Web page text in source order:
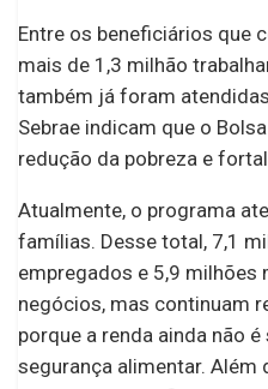
Entre os beneficiários que
mais de 1,3 milhão
também já foram
Sebrae indicam que o
redução da pobreza e
Atualmente, o programa
famílias. Desse total, 7,1
empregados e 5,9 milhões
negócios, mas continuam
porque a renda ainda não
segurança alimentar.